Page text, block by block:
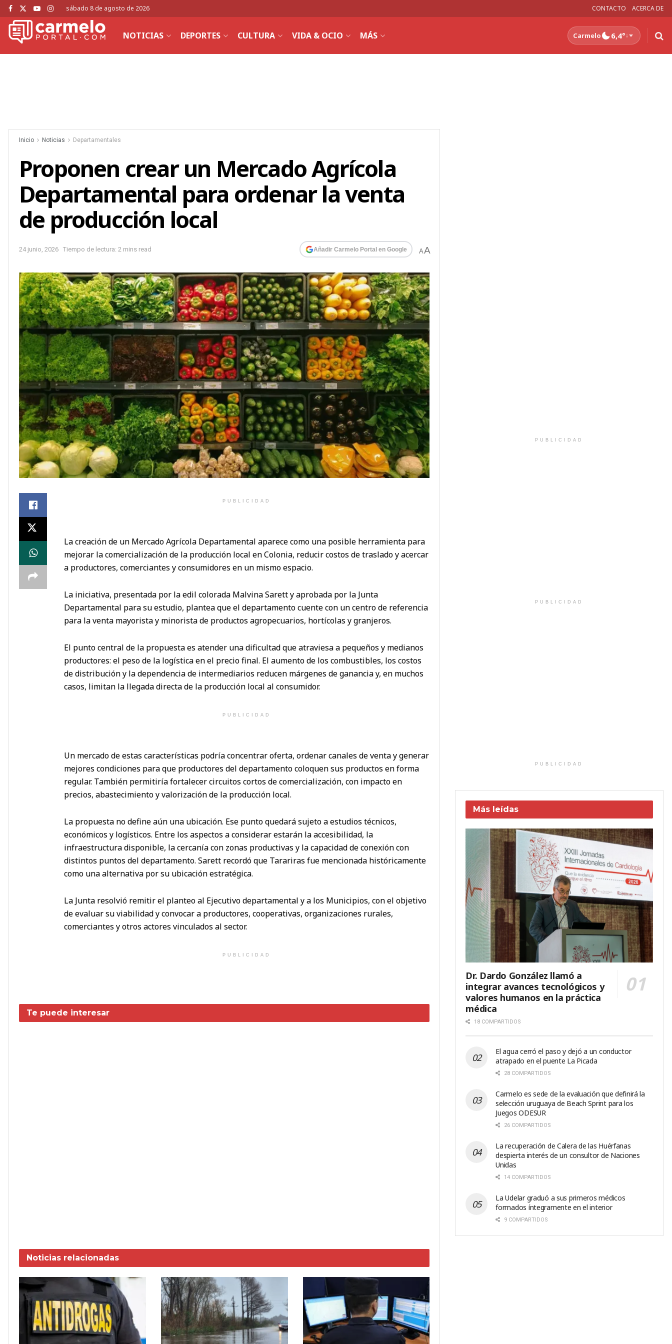
sábado 8 de agosto de 2026 CONTACTO ACERCA DE
NOTICIAS DEPORTES CULTURA VIDA & OCIO MÁS Carmelo 6,4°↓
Inicio Noticias Departamentales
Proponen crear un Mercado Agrícola
Departamental para ordenar la venta
de producción local
24 junio, 2026 Tiempo de lectura: 2 mins read Añadir Carmelo Portal en Google AA
PUBLICIDAD
La creación de un Mercado Agrícola Departamental aparece como una posible herramienta para
mejorar la comercialización de la producción local en Colonia, reducir costos de traslado y acercar
a productores, comerciantes y consumidores en un mismo espacio.
La iniciativa, presentada por la edil colorada Malvina Sarett y aprobada por la Junta
Departamental para su estudio, plantea que el departamento cuente con un centro de referencia
para la venta mayorista y minorista de productos agropecuarios, hortícolas y granjeros.
El punto central de la propuesta es atender una dificultad que atraviesa a pequeños y medianos
productores: el peso de la logística en el precio final. El aumento de los combustibles, los costos
de distribución y la dependencia de intermediarios reducen márgenes de ganancia y, en muchos
casos, limitan la llegada directa de la producción local al consumidor.
PUBLICIDAD
Un mercado de estas características podría concentrar oferta, ordenar canales de venta y generar
mejores condiciones para que productores del departamento coloquen sus productos en forma
regular. También permitiría fortalecer circuitos cortos de comercialización, con impacto en
precios, abastecimiento y valorización de la producción local.
La propuesta no define aún una ubicación. Ese punto quedará sujeto a estudios técnicos,
económicos y logísticos. Entre los aspectos a considerar estarán la accesibilidad, la
infraestructura disponible, la cercanía con zonas productivas y la capacidad de conexión con
distintos puntos del departamento. Sarett recordó que Tarariras fue mencionada históricamente
como una alternativa por su ubicación estratégica.
La Junta resolvió remitir el planteo al Ejecutivo departamental y a los Municipios, con el objetivo
de evaluar su viabilidad y convocar a productores, cooperativas, organizaciones rurales,
comerciantes y otros actores vinculados al sector.
PUBLICIDAD
Te puede interesar
Noticias relacionadas
PUBLICIDAD
PUBLICIDAD
PUBLICIDAD
Más leídas
Dr. Dardo González llamó a
integrar avances tecnológicos y
valores humanos en la práctica
médica
18 COMPARTIDOS
El agua cerró el paso y dejó a un conductor
atrapado en el puente La Picada
28 COMPARTIDOS
Carmelo es sede de la evaluación que definirá la
selección uruguaya de Beach Sprint para los
Juegos ODESUR
26 COMPARTIDOS
La recuperación de Calera de las Huérfanas
despierta interés de un consultor de Naciones
Unidas
14 COMPARTIDOS
La Udelar graduó a sus primeros médicos
formados íntegramente en el interior
9 COMPARTIDOS